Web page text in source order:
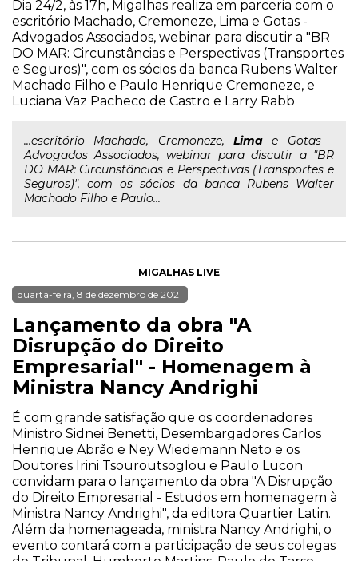
Dia 24/2, às 17h, Migalhas realiza em parceria com o
escritório Machado, Cremoneze, Lima e Gotas -
Advogados Associados, webinar para discutir a "BR
DO MAR: Circunstâncias e Perspectivas (Transportes
e Seguros)", com os sócios da banca Rubens Walter
Machado Filho e Paulo Henrique Cremoneze, e
Luciana Vaz Pacheco de Castro e Larry Rabb
...escritório Machado, Cremoneze, Lima e Gotas -
Advogados Associados, webinar para discutir a "BR
DO MAR: Circunstâncias e Perspectivas (Transportes e
Seguros)", com os sócios da banca Rubens Walter
Machado Filho e Paulo...
MIGALHAS LIVE
quarta-feira, 8 de dezembro de 2021
Lançamento da obra "A
Disrupção do Direito
Empresarial" - Homenagem à
Ministra Nancy Andrighi
É com grande satisfação que os coordenadores
Ministro Sidnei Benetti, Desembargadores Carlos
Henrique Abrão e Ney Wiedemann Neto e os
Doutores Irini Tsouroutsoglou e Paulo Lucon
convidam para o lançamento da obra "A Disrupção
do Direito Empresarial - Estudos em homenagem à
Ministra Nancy Andrighi", da editora Quartier Latin.
Além da homenageada, ministra Nancy Andrighi, o
evento contará com a participação de seus colegas